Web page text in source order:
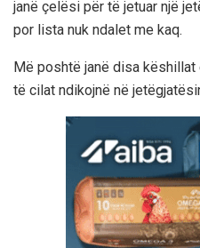
janë çelësi për të jetuar një
por lista nuk ndalet me kaq.
Më poshtë janë disa
të cilat ndikojnë në